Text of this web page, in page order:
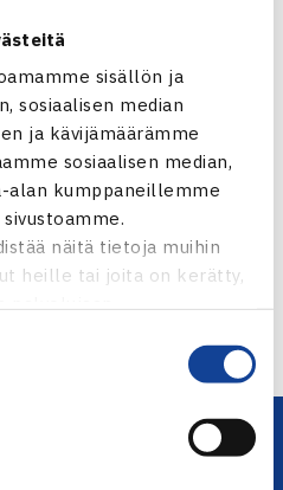
sisällön ja
sosiaalisen median
ja kävijämäärämme
sosiaalisen median,
alan kumppaneillemme
näitä tietoja muihin
heille tai joita on kerätty,